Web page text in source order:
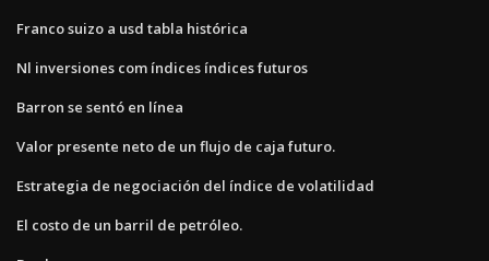
Franco suizo a usd tabla histórica
Nl inversiones com índices índices futuros
Barron se sentó en línea
Valor presente neto de un flujo de caja futuro.
Estrategia de negociación del índice de volatilidad
El costo de un barril de petróleo.